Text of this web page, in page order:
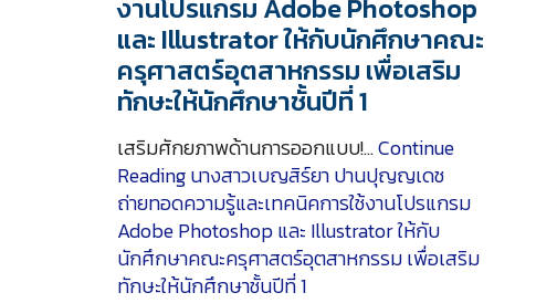
งานโปรแกรม Adobe Photoshop
และ Illustrator ให้กับนักศึกษาคณะ
ครุศาสตร์อุตสาหกรรม เพื่อเสริม
ทักษะให้นักศึกษาชั้นปีที่ 1
เสริมศักยภาพด้านการออกแบบ!…Continue
Readingนางสาวเบญสิร์ยา ปานปุญญเดช
ถ่ายทอดความรู้และเทคนิคการใช้งานโปรแกรม
Adobe Photoshop และ Illustrator ให้กับ
นักศึกษาคณะครุศาสตร์อุตสาหกรรม เพื่อเสริม
ทักษะให้นักศึกษาชั้นปีที่ 1